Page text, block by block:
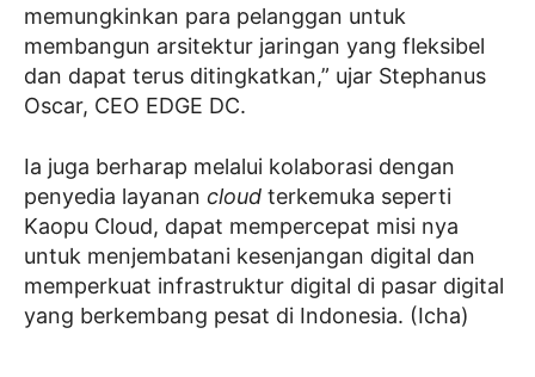
memungkinkan para pelanggan untuk
membangun arsitektur jaringan yang fleksibel
dan dapat terus ditingkatkan,” ujar Stephanus
Oscar, CEO EDGE DC.
Ia juga berharap melalui kolaborasi dengan
penyedia layanan cloud terkemuka seperti
Kaopu Cloud, dapat mempercepat misi nya
untuk menjembatani kesenjangan digital dan
memperkuat infrastruktur digital di pasar digital
yang berkembang pesat di Indonesia. (Icha)